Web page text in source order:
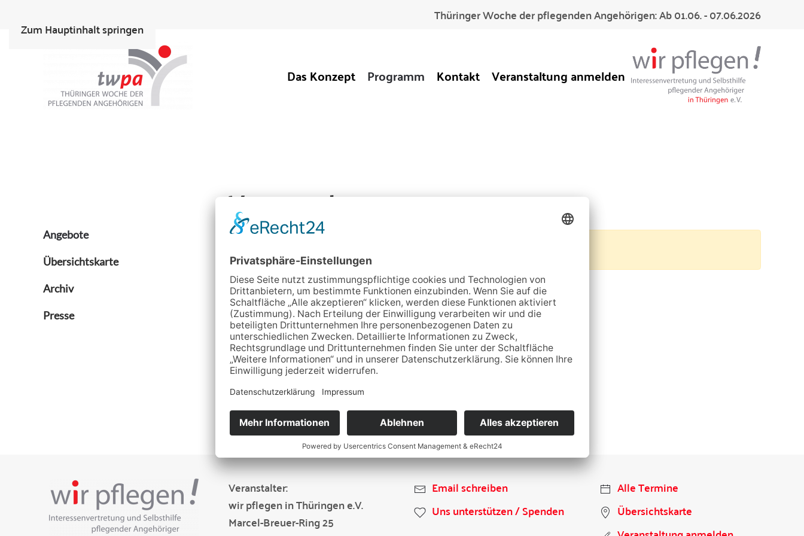
Zum Hauptinhalt springen
Thüringer Woche der pflegenden Angehörigen: Ab 01.06. - 07.06.2026
Das Konzept Programm Kontakt Veranstaltung anmelden
Veranstaltungen
Angebote
Übersichtskarte
Archiv
Presse
Veranstalter:
wir pflegen in Thüringen e.V.
Marcel-Breuer-Ring 25
Email schreiben
Uns unterstützen / Spenden
Alle Termine
Übersichtskarte